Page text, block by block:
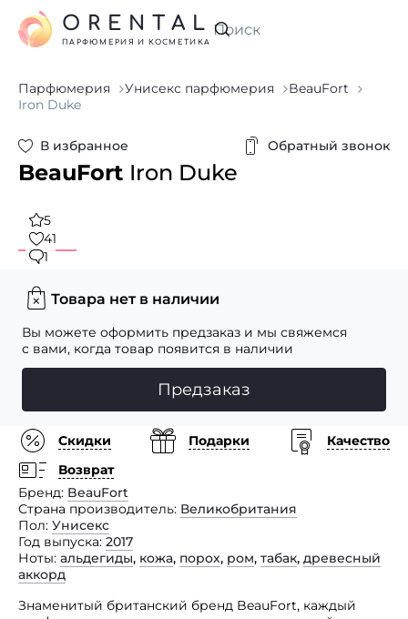
Искать
ORENTAL
ПАРФЮМЕРИЯ И КОСМЕТИКА
Парфюмерия Унисекс парфюмерия
BeauFort
Iron Duke
В избранное Обратный звонок
BeauFort Iron Duke
5
41
1
Товара нет в наличии
Вы можете оформить предзаказ и мы свяжемся
с вами, когда товар появится в наличии
Предзаказ
Скидки Подарки
Качество
Возврат
Бренд BeauFort
Страна производитель Великобритания
Пол Унисекс
Год выпуска 2017
Ноты альдегиды, кожа, порох, ром, табак, древесный
аккорд
Знаменитый британский бренд BeauFort, каждый